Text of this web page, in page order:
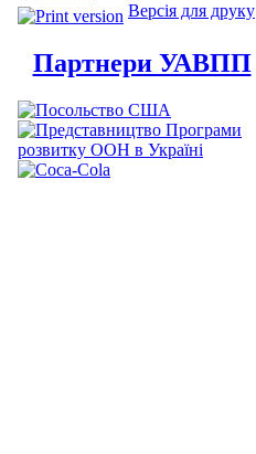
Версія для друку
Партнери УАВПП